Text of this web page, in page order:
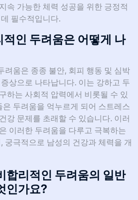
속 가능한 체력 성공을 위한 긍정적
필수적입니다.
인 두려움은 어떻게 나
려움은 종종 불안, 회피 행동 및 심박
상으로 나타납니다. 이는 강하고 두
하는 사회적 압력에서 비롯될 수 있
두려움을 억누르게 되어 스트레스
강 문제를 초래할 수 있습니다. 이러
이러한 두려움을 다루고 극복하는
궁극적으로 남성의 건강과 체력을 개
합리적인 두려움의 일반
인가요?